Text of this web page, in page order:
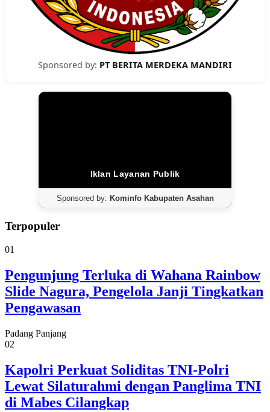
Sponsored by: PT BERITA MERDEKA MANDIRI
Iklan Layanan Publik
Sponsored by: Kominfo Kabupaten Asahan
Terpopuler
01
Pengunjung Terluka di Wahana Rainbow
Slide Nagura, Pengelola Janji Tingkatkan
Pengawasan
Padang Panjang
02
Kapolri Perkuat Soliditas TNI-Polri
Lewat Silaturahmi dengan Panglima TNI
di Mabes Cilangkap